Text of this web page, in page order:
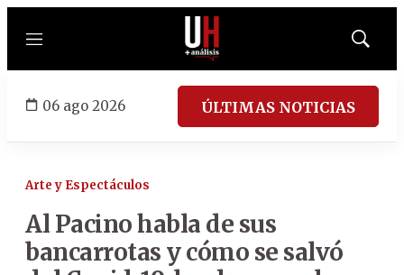
Menú
Mostrar
06 ago 2026 ÚLTIMAS NOTICIAS
Arte y Espectáculos
Al Pacino habla de sus
bancarrotas y cómo se salvó